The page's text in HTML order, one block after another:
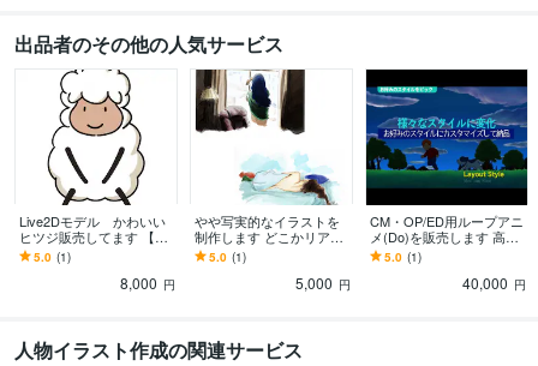
出品者のその他の人気サービス
Live2Dモデル かわいい
ヒツジ販売してます 【VT
S・nizima LIVE設定済み】
Live2Dモデル
5.0 (1)
8,000 円
やや写実的なイラストを
制作します どこかリアル
で大人の雰囲気漂うイラ
スト
5.0 (1)
5,000 円
CM・OP/ED用ループアニ
メ(Do)を販売します 高品
質！お好みのスタイルに
カスタマイズして納品
5.0 (1)
40,000 円
人物イラスト作成の関連サービス